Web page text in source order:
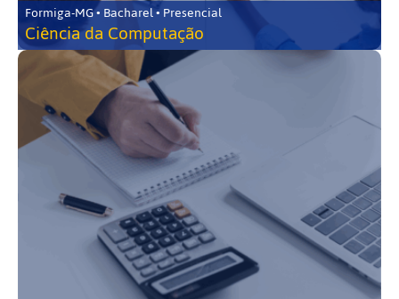
Formiga-MG • Bacharel • Presencial
Ciência da Computação